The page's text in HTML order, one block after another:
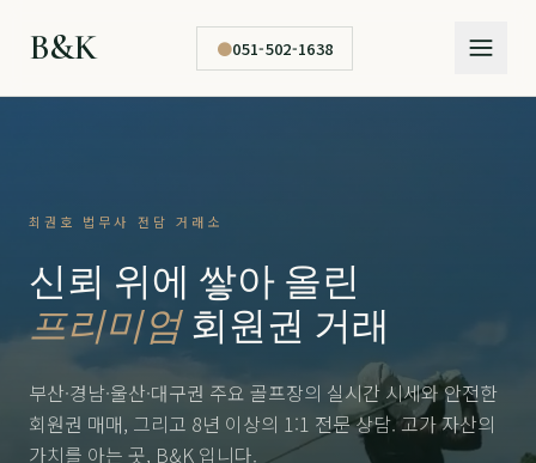
B&K ●051-502-1638
최권호 법무사 전담 거래소
신뢰 위에 쌓아 올린
프리미엄회원권 거래
부산·경남·울산·대구권 주요 골프장의 실시간 시세와 안전한
회원권 매매, 그리고 8년 이상의 1:1 전문 상담. 고가 자산의
가치를 아는 곳, B&K 입니다.